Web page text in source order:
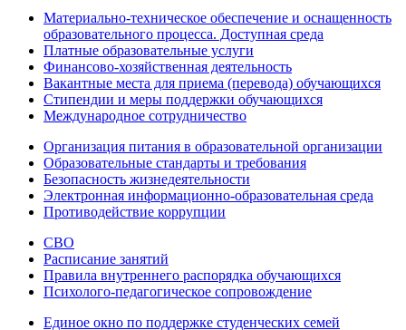
Материально-техническое обеспечение и оснащенность
образовательного процесса. Доступная среда
Платные образовательные услуги
Финансово-хозяйственная деятельность
Вакантные места для приема (перевода) обучающихся
Стипендии и меры поддержки обучающихся
Международное сотрудничество
Организация питания в образовательной организации
Образовательные стандарты и требования
Безопасность жизнедеятельности
Электронная информационно-образовательная среда
Противодействие коррупции
СВО
Расписание занятий
Правила внутреннего распорядка обучающихся
Психолого-педагогическое сопровождение
Единое окно по поддержке студенческих семей